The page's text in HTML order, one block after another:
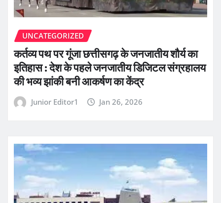
UNCATEGORIZED
कर्तव्य पथ पर गूंजा छत्तीसगढ़ के जनजातीय शौर्य का
इतिहास : देश के पहले जनजातीय डिजिटल संग्रहालय
की भव्य झांकी बनी आकर्षण का केंद्र
Junior Editor1 Jan 26, 2026